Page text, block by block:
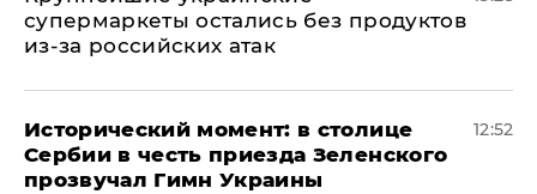
супермаркеты остались без продуктов
из-за российских атак
Исторический момент: в столице
Сербии в честь приезда Зеленского
прозвучал Гимн Украины
12:52